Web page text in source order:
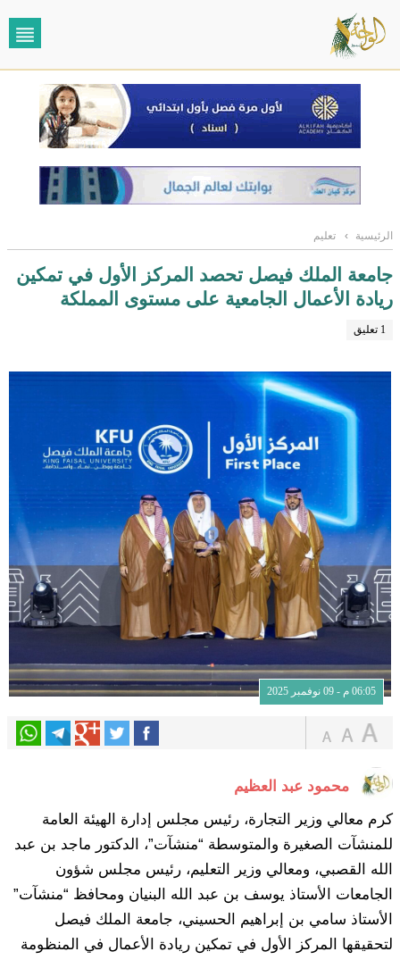
الرئيسية › تعليم
جامعة الملك فيصل تحصد المركز الأول في تمكين
ريادة الأعمال الجامعية على مستوى المملكة
1 تعليق
06:05 م - 09 نوفمبر 2025
محمود عبد العظيم
كرم معالي وزير التجارة، رئيس مجلس إدارة الهيئة العامة
للمنشآت الصغيرة والمتوسطة “منشآت”، الدكتور ماجد بن عبد
الله القصبي، ومعالي وزير التعليم، رئيس مجلس شؤون
الجامعات الأستاذ يوسف بن عبد الله البنيان ومحافظ “منشآت”
الأستاذ سامي بن إبراهيم الحسيني، جامعة الملك فيصل
لتحقيقها المركز الأول في تمكين ريادة الأعمال في المنظومة